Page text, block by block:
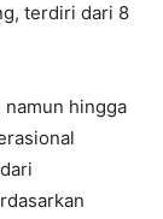
terdiri dari 8
namun hingga